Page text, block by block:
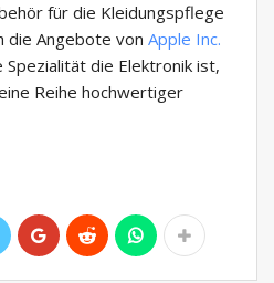
für die Kleidungspflege
die Angebote von Apple Inc.
Spezialität die Elektronik ist,
Reihe hochwertiger